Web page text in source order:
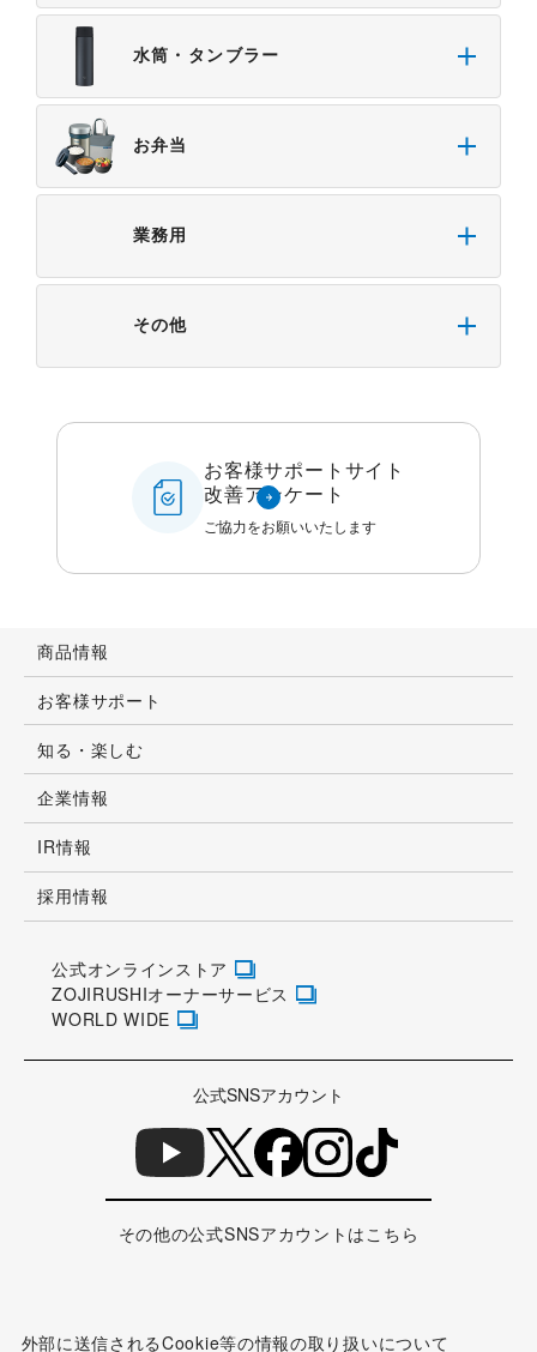
水筒・タンブラー
お弁当
業務用
その他
お客様サポートサイト
改善アンケート
ご協力をお願いいたします
商品情報
お客様サポート
知る・楽しむ
企業情報
IR情報
採用情報
公式オンラインストア
ZOJIRUSHIオーナーサービス
WORLD WIDE
公式SNSアカウント
その他の公式SNSアカウントはこちら
外部に送信されるCookie等の情報の取り扱いについて